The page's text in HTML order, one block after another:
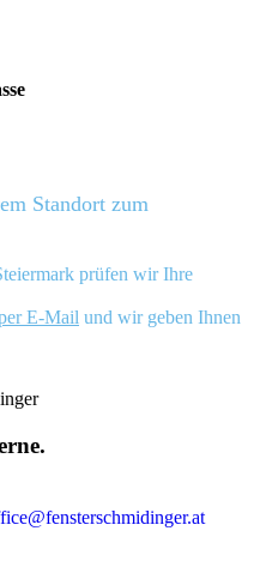
Standort zum
prüfen wir Ihre
E-Mail und wir geben Ihnen